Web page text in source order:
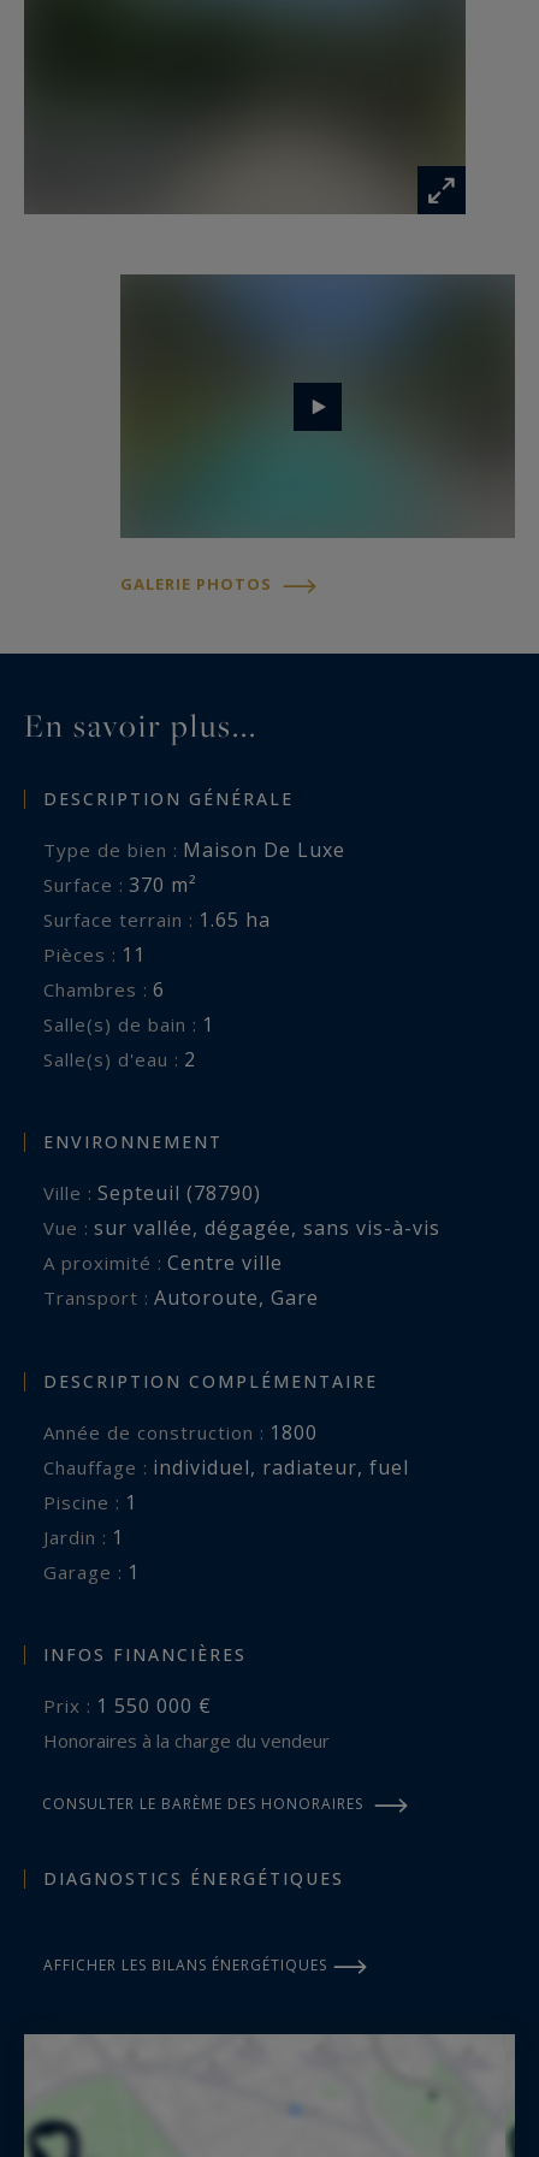
principale ou secondaire, alliant nature, volumes
et accessibilité.
GALERIE PHOTOS
En savoir plus...
DESCRIPTION GÉNÉRALE
Type de bien : Maison De Luxe
Surface : 370 m²
Surface terrain : 1.65 ha
Pièces : 11
Chambres : 6
Salle(s) de bain : 1
Salle(s) d'eau : 2
ENVIRONNEMENT
Ville : Septeuil (78790)
Vue : sur vallée, dégagée, sans vis-à-vis
A proximité : Centre ville
Transport : Autoroute, Gare
DESCRIPTION COMPLÉMENTAIRE
Année de construction : 1800
Chauffage : individuel, radiateur, fuel
piscine : 1
jardin : 1
garage : 1
INFOS FINANCIÈRES
Prix : 1 550 000 €
Honoraires à la charge du vendeur
CONSULTER LE BARÈME DES HONORAIRES
DIAGNOSTICS ÉNERGÉTIQUES
AFFICHER LES BILANS ÉNERGÉTIQUES